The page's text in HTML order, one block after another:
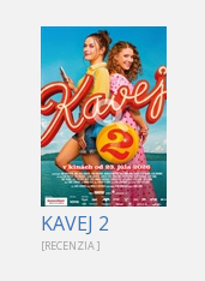
KAVEJ 2
[RECENZIA ]